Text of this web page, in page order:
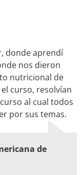
donde aprendí
nos dieron
nutricional de
curso, resolvían
al cual todos
por sus temas.
de